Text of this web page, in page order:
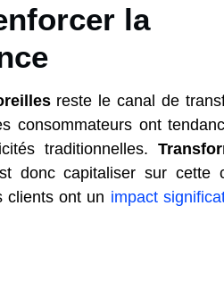
la
reste le canal de
consommateurs ont
traditionnelles.
donc capitaliser sur cette
clients ont un impact